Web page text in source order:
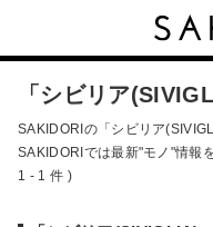
「シビリア
SAKIDORIの「シビリア
SAKIDORIでは最新"モノ"情報
1 - 1 件 )